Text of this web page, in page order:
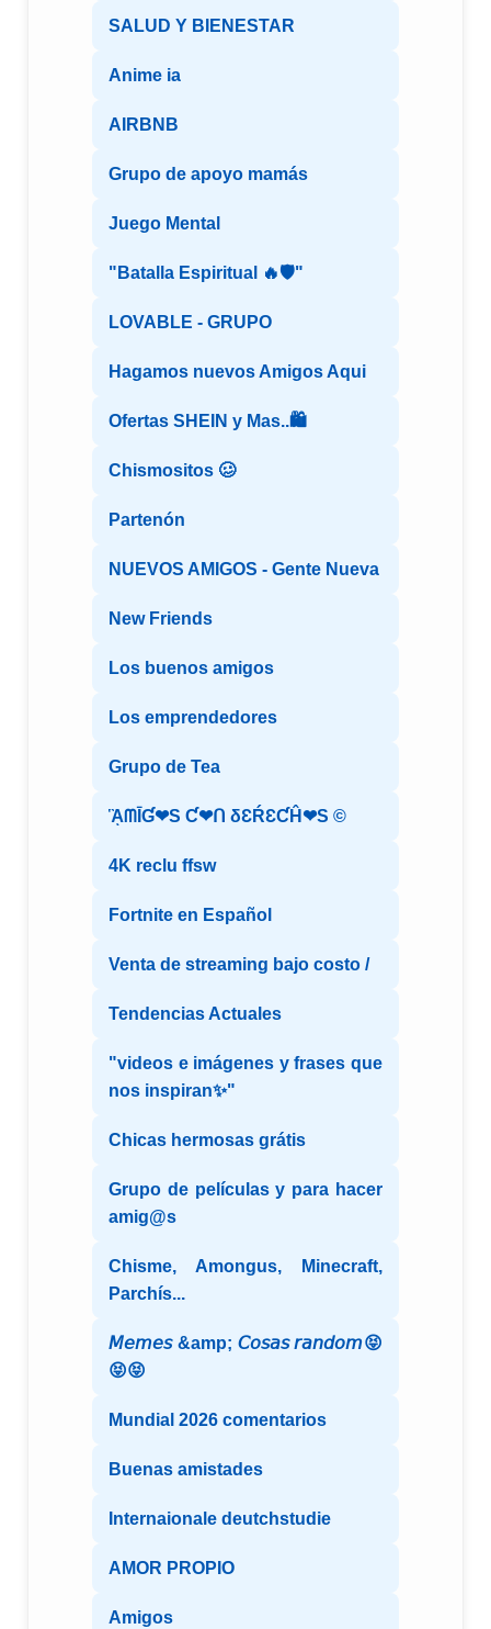
SALUD Y BIENESTAR
Anime ia
AIRBNB
Grupo de apoyo mamás
Juego Mental
"Batalla Espiritual 🔥🛡️"
LOVABLE - GRUPO
Hagamos nuevos Amigos Aqui
Ofertas SHEIN y Mas..🛍️
Chismositos 🥴
Partenón
NUEVOS AMIGOS - Gente Nueva
New Friends
Los buenos amigos
Los emprendedores
Grupo de Tea
ᾋᗰĪƓ❤S Ƈ❤ᑎ δƐŔƐƇĤ❤S ©️
4K reclu ffsw
Fortnite en Español
Venta de streaming bajo costo /
Tendencias Actuales
"videos e imágenes y frases que
nos inspiran✨"
Chicas hermosas grátis
Grupo de películas y para hacer
amig@s
Chisme, Amongus, Minecraft,
Parchís...
𝘔𝘦𝘮𝘦𝘴 &amp; 𝘊𝘰𝘴𝘢𝘴 𝘳𝘢𝘯𝘥𝘰𝘮😝
😝😝
Mundial 2026 comentarios
Buenas amistades
Internaionale deutchstudie
AMOR PROPIO
Amigos